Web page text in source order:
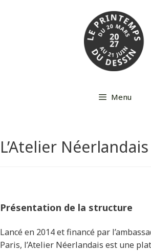
Menu
L’Atelier Néerlandais
Présentation de la structure
Lancé en 2014 et financé par
Paris, l’Atelier Néerlandais est une